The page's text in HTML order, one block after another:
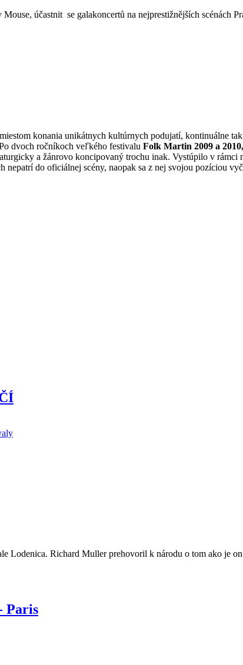
Mouse, účastnit se galakoncertů na nejprestižnějších scénách
konania unikátnych kultúrnych podujatí, kontinuálne
dvoch ročníkoch veľkého festivalu Folk Martin 2009 a 2010,
a žánrovo koncipovaný trochu inak. Vystúpilo v
do oficiálnej scény, naopak sa z nej svojou pozíciou
Lodenica. Richard Muller prehovoril k národu o tom ako je
Paris